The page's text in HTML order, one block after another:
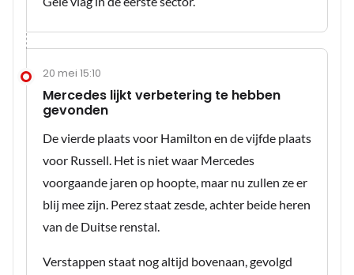
20 mei 15:10
Mercedes lijkt verbetering te hebben
gevonden
De vierde plaats voor Hamilton en de vijfde plaats
voor Russell. Het is niet waar Mercedes
voorgaande jaren op hoopte, maar nu zullen ze er
blij mee zijn. Perez staat zesde, achter beide heren
van de Duitse renstal.
Verstappen staat nog altijd bovenaan, gevolgd